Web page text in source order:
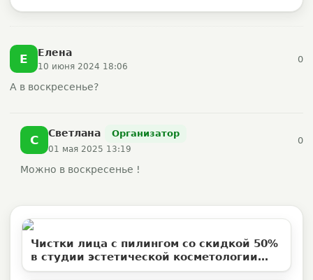
Е Елена
10 июня 2024 18:06
0
А в воскресенье?
С Светлана Организатор
01 мая 2025 13:19
0
Можно в воскресенье !
Чистки лица с пилингом со скидкой 50%
в студии эстетической косметологии
«Территория ВуМен»